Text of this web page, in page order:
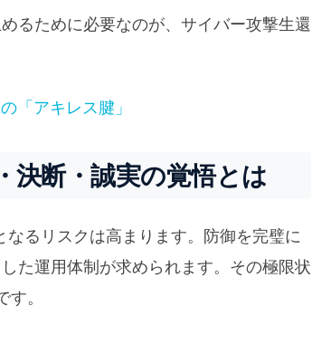
るために必要なのが、サイバー攻撃生還
「アキレス腱」
決断・誠実の覚悟とは
るリスクは高まります。防御を完璧に
た運用体制が求められます。その極限状
。